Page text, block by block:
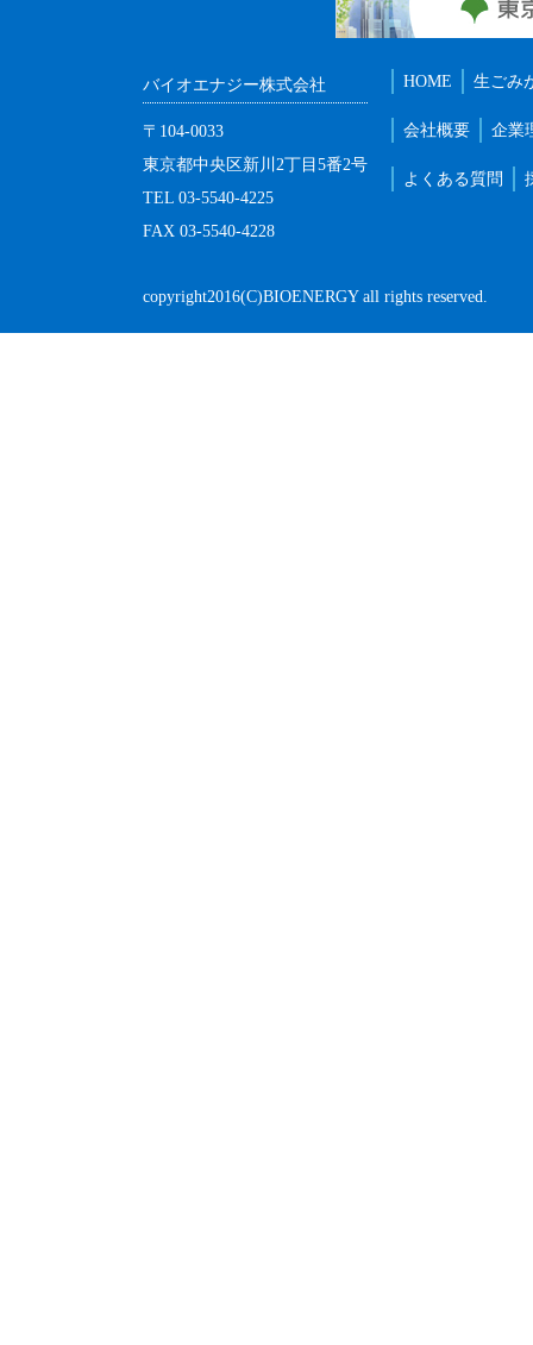
バイオエナジー株式会社
〒104-0033
東京都中央区新川2丁目5番2号
TEL 03-5540-4225
FAX 03-5540-4228
HOME 生ごみ
会社概要 企業
よくある質問
copyright2016(C)BIOENERGY all rights reserved.